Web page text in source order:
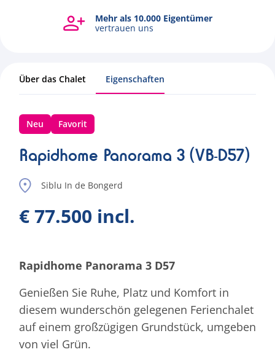
Alle Fotos ansehen
Mehr als 10.000 Eigentümer
vertrauen uns
Über das Chalet Eigenschaften
Neu Favorit
Rapidhome Panorama 3 (VB-D57)
Siblu In de Bongerd
€ 77.500 incl.
Rapidhome Panorama 3 D57
Genießen Sie Ruhe, Platz und Komfort in
diesem wunderschön gelegenen Ferienchalet
auf einem großzügigen Grundstück, umgeben
von viel Grün.